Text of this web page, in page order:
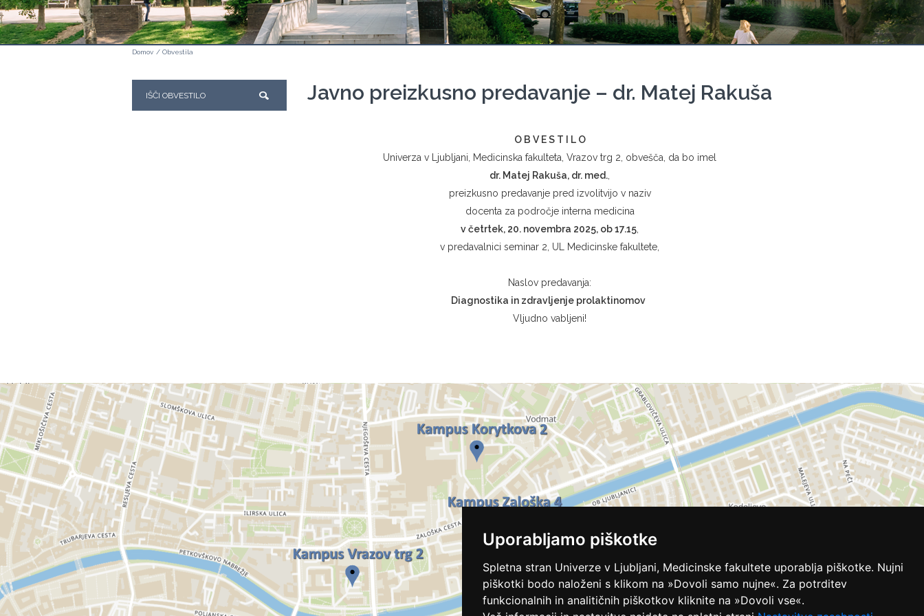
Uporabljamo piškotke
Spletna stran Univerze v Ljubljani, Medicinske fakultete uporablja piškotke. Nujni
piškotki bodo naloženi s klikom na »Dovoli samo nujne«. Za potrditev
funkcionalnih in analitičnih piškotkov kliknite na »Dovoli vse«.
Domov / Obvestila
Javno preizkusno predavanje – dr. Matej Rakuša
O B V E S T I L O
Univerza v Ljubljani, Medicinska fakulteta, Vrazov trg 2, obvešča, da bo imel
dr. Matej Rakuša, dr. med.
preizkusno predavanje pred izvolitvijo v naziv
docenta za področje interna medicina
včetrtek, 20. novembra 2025, ob 17.15
v predavalnici seminar 2, UL Medicinske fakultete,
Naslov predavanja:
Diagnostika in zdravljenje prolaktinomov
Vljudno vabljeni!